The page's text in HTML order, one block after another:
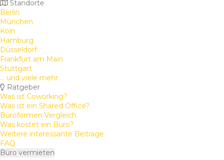
Standorte
Berlin
München
Köln
Hamburg
Düsseldorf
Frankfurt am Main
Stuttgart
... und viele mehr
Ratgeber
Was ist Coworking?
Was ist ein Shared Office?
Büroformen Vergleich
Was kostet ein Büro?
Weitere interessante Beiträge
FAQ
Büro vermieten